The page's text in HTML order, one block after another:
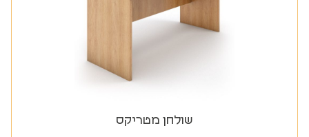
שולחן מטריקס